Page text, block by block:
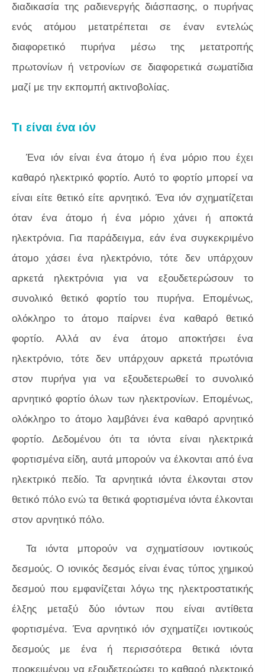
διαδικασία της ραδιενεργής διάσπασης, ο πυρήνας
ενός ατόμου μετατρέπεται σε έναν εντελώς
διαφορετικό πυρήνα μέσω της μετατροπής
πρωτονίων ή νετρονίων σε διαφορετικά σωματίδια
μαζί με την εκπομπή ακτινοβολίας.
Τι είναι ένα ιόν
Ένα ιόν είναι ένα άτομο ή ένα μόριο που έχει
καθαρό ηλεκτρικό φορτίο. Αυτό το φορτίο μπορεί να
είναι είτε θετικό είτε αρνητικό. Ένα ιόν σχηματίζεται
όταν ένα άτομο ή ένα μόριο χάνει ή αποκτά
ηλεκτρόνια. Για παράδειγμα, εάν ένα συγκεκριμένο
άτομο χάσει ένα ηλεκτρόνιο, τότε δεν υπάρχουν
αρκετά ηλεκτρόνια για να εξουδετερώσουν το
συνολικό θετικό φορτίο του πυρήνα. Επομένως,
ολόκληρο το άτομο παίρνει ένα καθαρό θετικό
φορτίο. Αλλά αν ένα άτομο αποκτήσει ένα
ηλεκτρόνιο, τότε δεν υπάρχουν αρκετά πρωτόνια
στον πυρήνα για να εξουδετερωθεί το συνολικό
αρνητικό φορτίο όλων των ηλεκτρονίων. Επομένως,
ολόκληρο το άτομο λαμβάνει ένα καθαρό αρνητικό
φορτίο. Δεδομένου ότι τα ιόντα είναι ηλεκτρικά
φορτισμένα είδη, αυτά μπορούν να έλκονται από ένα
ηλεκτρικό πεδίο. Τα αρνητικά ιόντα έλκονται στον
θετικό πόλο ενώ τα θετικά φορτισμένα ιόντα έλκονται
στον αρνητικό πόλο.
Τα ιόντα μπορούν να σχηματίσουν ιοντικούς
δεσμούς. Ο ιονικός δεσμός είναι ένας τύπος χημικού
δεσμού που εμφανίζεται λόγω της ηλεκτροστατικής
έλξης μεταξύ δύο ιόντων που είναι αντίθετα
φορτισμένα. Ένα αρνητικό ιόν σχηματίζει ιοντικούς
δεσμούς με ένα ή περισσότερα θετικά ιόντα
προκειμένου να εξουδετερώσει το καθαρό ηλεκτρικό